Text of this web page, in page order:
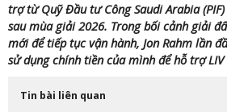
trợ từ Quỹ Đầu tư Công Saudi Arabia
sau mùa giải 2026. Trong bối cảnh giải
mới để tiếp tục vận hành, Jon Rahm lần
sử dụng chính tiền của mình để hỗ trợ
Tin bài liên quan